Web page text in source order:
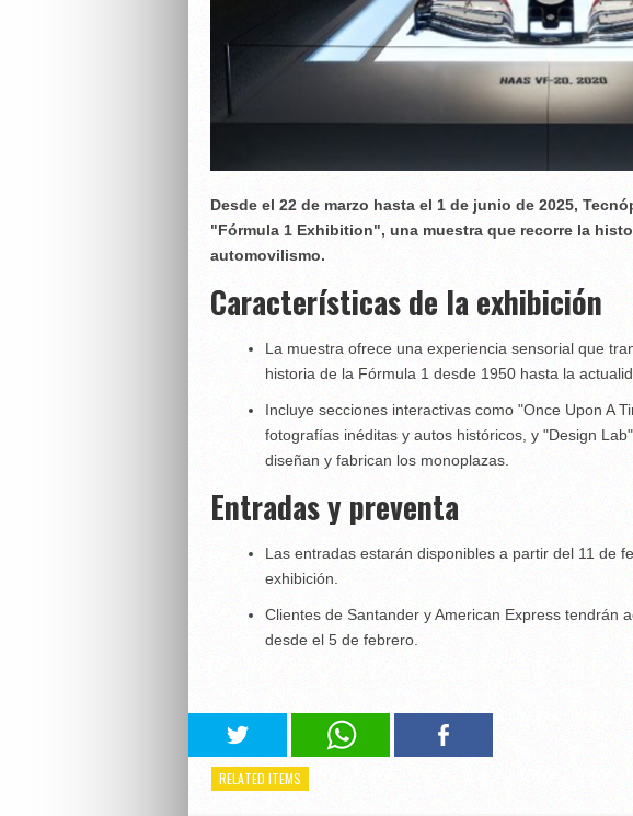
Desde el 22 de marzo hasta el 1 de junio de 2025,
"Fórmula 1 Exhibition", una muestra que recorre la
automovilismo.
Características de la exhibición
La muestra ofrece una experiencia sensorial que
historia de la Fórmula 1 desde 1950 hasta la
Incluye secciones interactivas como "Once Upon A
fotografías inéditas y autos históricos, y "Design
diseñan y fabrican los monoplazas.
Entradas y preventa
Las entradas estarán disponibles a partir del 11 de
exhibición.
Clientes de Santander y American Express tendrán
desde el 5 de febrero.
RELATED ITEMS